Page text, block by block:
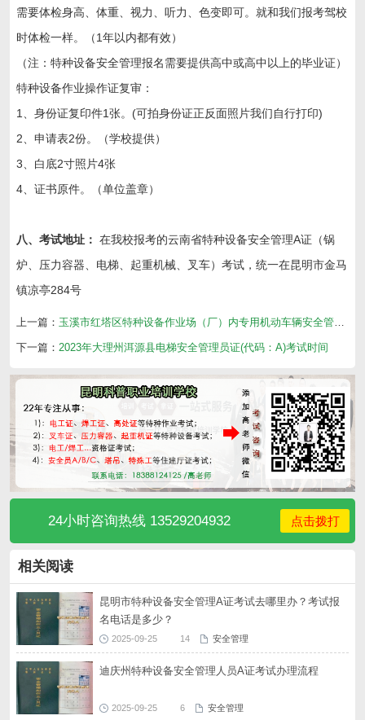
需要体检身高、体重、视力、听力、色变即可。就和我们报考驾校
时体检一样。（1年以内都有效）
（注：特种设备安全管理报名需要提供高中或高中以上的毕业证）
特种设备作业操作证复审：
1、身份证复印件1张。(可拍身份证正反面照片我们自行打印)
2、申请表2份。（学校提供）
3、白底2寸照片4张
4、证书原件。（单位盖章）
八、考试地址： 在我校报考的云南省特种设备安全管理A证（锅
炉、压力容器、电梯、起重机械、叉车）考试 ，统一在昆明市金马
镇凉亭284号
上一篇： 玉溪市红塔区特种设备作业场（厂）内专用机动车辆安全管理（Ａ）证考试怎么报名？
下一篇： 2023年大理州洱源县电梯安全管理员证(代码：A)考试时间
24小时咨询热线 13529204932 点击拨打
相关阅读
昆明市特种设备安全管理A证考试去哪里办？考试报
名电话是多少？
2025-09-25 14 安全管理
迪庆州特种设备安全管理人员A证考试办理流程
2025-09-25 6 安全管理